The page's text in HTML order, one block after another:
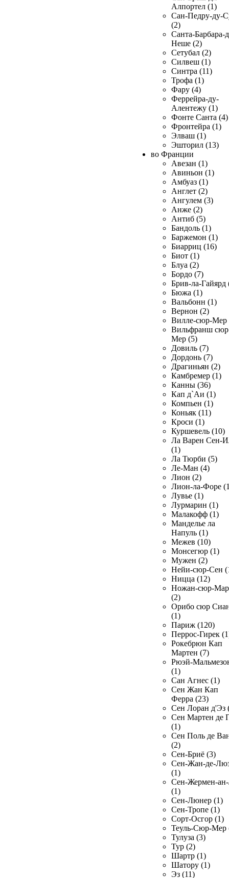
Алпортел (1)
Сан-Педру-ду-
(2)
Санта-Барбара-
Неше (2)
Сетубал (2)
Силвеш (1)
Синтра (11)
Трофа (1)
Фару (4)
Феррейра-ду-
Алентежу (1)
Фонте Санта (4)
Фронтейра (1)
Элваш (1)
Эшторил (13)
во Франции
Авезан (1)
Авиньон (1)
Амбуаз (1)
Англет (2)
Ангулем (3)
Анже (2)
Антиб (5)
Бандоль (1)
Баржемон (1)
Биарриц (16)
Биот (1)
Блуа (2)
Бордо (7)
Брив-ла-Гайярд
Бюжа (1)
Вальбонн (1)
Вернон (2)
Вилле-сюр-Мер
Вильфранш сюр
Мер (5)
Довиль (7)
Дордонь (7)
Драгиньян (2)
Камбремер (1)
Канны (36)
Кап д`Аи (1)
Компьен (1)
Коньяк (11)
Кроси (1)
Куршевель (10)
Ла Варен Сен-
(1)
Ла Тюрби (5)
Ле-Ман (4)
Лион (2)
Лион-ла-Форе
Лувье (1)
Лурмарин (1)
Малакофф (1)
Манделье ла
Напуль (1)
Межев (10)
Монсегюр (1)
Мужен (2)
Нейи-сюр-Сен
Ницца (12)
Ножан-сюр-
(2)
Орибо сюр
(1)
Париж (120)
Перрос-Гирек
Рокебрюн Кап
Мартен (7)
Рюэй-
(1)
Сан Агнес (1)
Сен Жан Кап
Ферра (23)
Сен Лоран д'Эз
Сен Мартен де
(1)
Сен Поль де
(2)
Сен-Бриё (3)
Сен-Жан-де-
(1)
Сен-Жермен-
(1)
Сен-Люнер (1)
Сен-Тропе (1)
Сорт-Осгор (1)
Теуль-Сюр-Мер
Тулуза (3)
Тур (2)
Шартр (1)
Шатору (1)
Эз (11)